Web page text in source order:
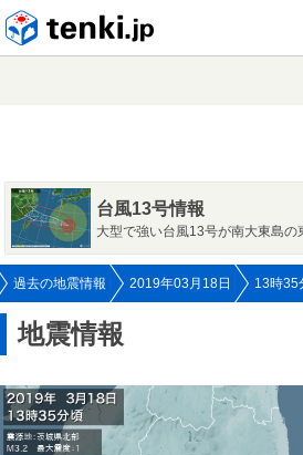
台風13号情報
大型で強い台風13号が南大東島
過去の地震情報 2019年03月18日 13時35
地震情報